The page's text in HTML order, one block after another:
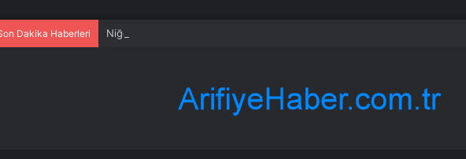
Dakika Haberleri Niğde’de Uyuşturucu Operasyonu: 2 Şüpheli Tutuklandı